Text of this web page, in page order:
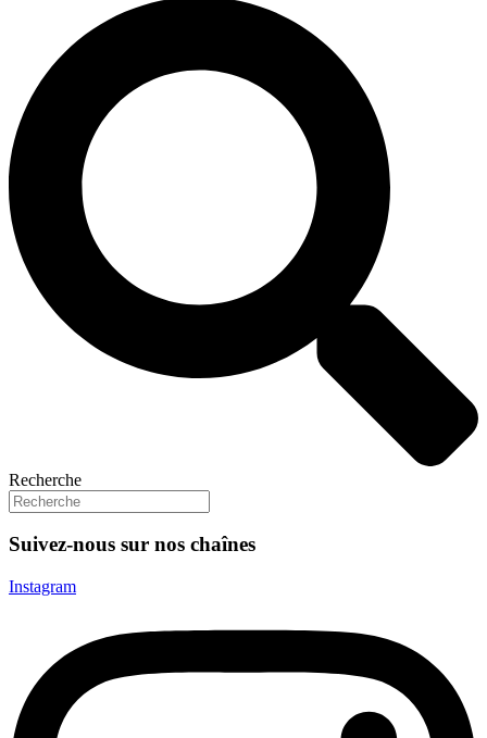
Recherche
Suivez-nous sur nos chaînes
Instagram